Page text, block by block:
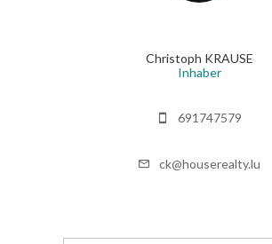
Christoph KRAUSE
Inhaber
691747579
ck@houserealty.lu